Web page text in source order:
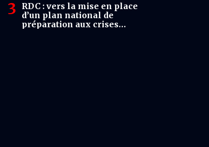
RDC : vers la mise en place
d’un plan national de
préparation aux crises